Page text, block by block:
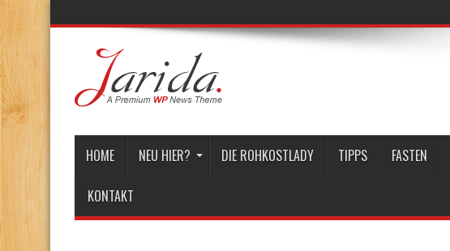
HOME NEU HIER? DIE ROHKOSTLADY TIPPS FASTEN
KONTAKT